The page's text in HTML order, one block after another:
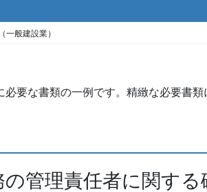
一般建設業）
必要な書類の一例です。精緻な必要書
の管理責任者に関する